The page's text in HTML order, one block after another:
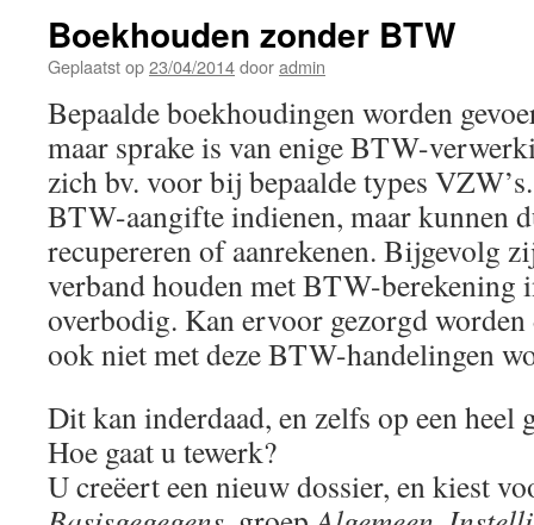
Boekhouden zonder BTW
Geplaatst op23/04/2014dooradmin
Bepaalde boekhoudingen worden
maar sprake is van enige BTW-
zich bv. voor bij bepaalde types
BTW-aangifte indienen, maar kunnen
recupereren of aanrekenen. Bijgevolg
verband houden met BTW-berekening
overbodig. Kan ervoor gezorgd
ook niet met deze BTW-handelingen
Dit kan inderdaad, en zelfs op een heel
Hoe gaat u tewerk?
U creëert een nieuw dossier, en kiest